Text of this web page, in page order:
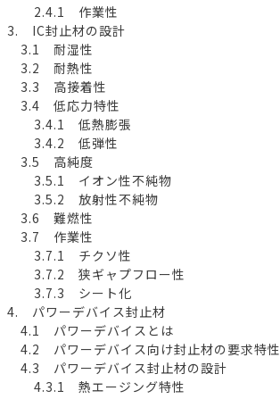
2.4.1 作業性
3. IC封止材の設計
3.1 耐湿性
3.2 耐熱性
3.3 高接着性
3.4 低応力特性
3.4.1 低熱膨張
3.4.2 低弾性
3.5 高純度
3.5.1 イオン性不純物
3.5.2 放射性不純物
3.6 難燃性
3.7 作業性
3.7.1 チクソ性
3.7.2 狭ギャプフロー性
3.7.3 シート化
4. パワーデバイス封止材
4.1 パワーデバイスとは
4.2 パワーデバイス向け封止材の要求特性
4.3 パワーデバイス封止材の設計
4.3.1 熱エージング特性